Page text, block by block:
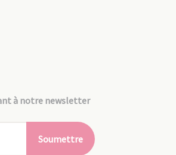
à notre newsletter
Soumettre